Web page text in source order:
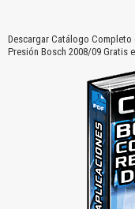
Descargar Catálogo
Presión Bosch 2008/09 Gratis